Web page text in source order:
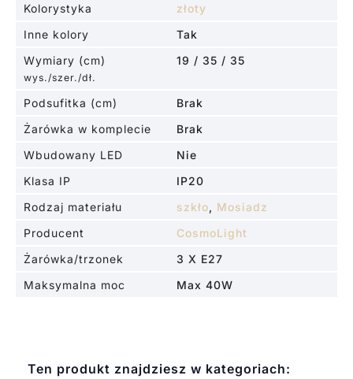
Kolorystyka
złoty
Inne kolory
Tak
Wymiary (cm)
wys./szer./dł.
19 / 35 / 35
Podsufitka (cm)
Brak
Żarówka w komplecie
Brak
Wbudowany LED
Nie
Klasa IP
IP20
Rodzaj materiału
szkło, Mosiadz
Producent
CosmoLight
Żarówka/trzonek
3 X E27
Maksymalna moc
Max 40W
Ten produkt znajdziesz w kategoriach: